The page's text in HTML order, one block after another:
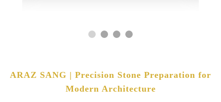
ARAZ SANG | Precision Stone Preparation for
Modern Architecture